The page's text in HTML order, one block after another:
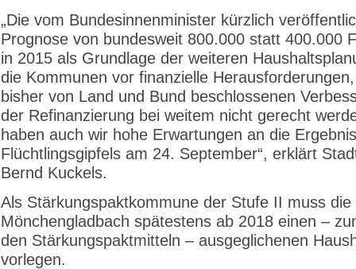
„Die vom Bundesinnenminister kürzlich
Prognose von bundesweit 800.000 statt 400.000
in 2015 als Grundlage der weiteren
die Kommunen vor finanzielle
bisher von Land und Bund beschlossenen
der Refinanzierung bei weitem nicht gerecht
haben auch wir hohe Erwartungen an die
Flüchtlingsgipfels am 24. September“, erklärt
Bernd Kuckels.
Als Stärkungspaktkommune der Stufe II muss die
Mönchengladbach spätestens ab 2018 einen –
den Stärkungspaktmitteln – ausgeglichenen
vorlegen.